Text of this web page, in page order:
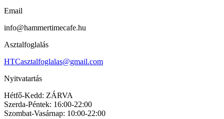
Email
info@hammertimecafe.hu
Asztalfoglalás
HTCasztalfoglalas@gmail.com
Nyitvatartás
Hétfő-Kedd: ZÁRVA
Szerda-Péntek: 16:00-22:00
Szombat-Vasárnap: 10:00-22:00